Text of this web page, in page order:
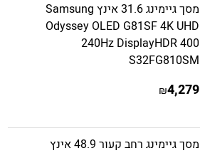
מסך גיימינג 31.6 אינץ Samsung
Odyssey OLED G81SF 4K UHD
240Hz DisplayHDR 400
S32FG810SM
4,279
₪
מסך גיימינג רחב קעור 48.9 אינץ